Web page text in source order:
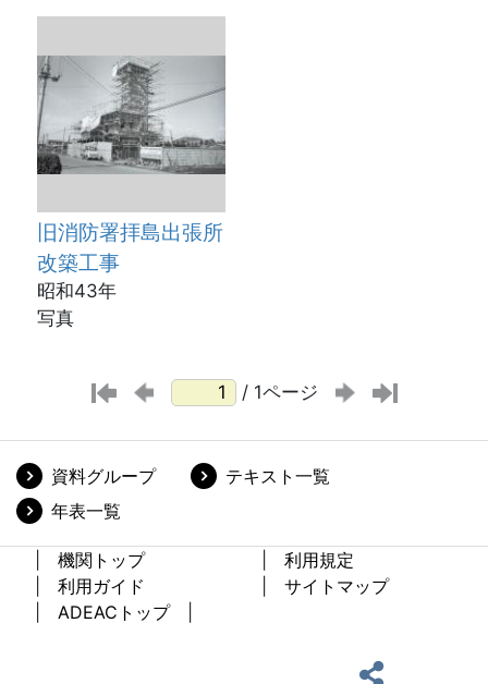
旧消防署拝島出張所
改築工事
昭和43年
写真
/ 1ページ
資料グループ
テキスト一覧
年表一覧
機関トップ
利用規定
利用ガイド
サイトマップ
ADEACトップ